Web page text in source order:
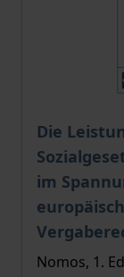
Die
im
The price
Nomos, 1.